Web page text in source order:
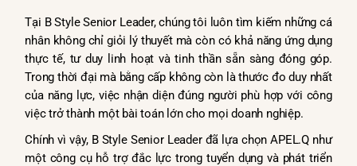
Tại B Style Senior Leader, chúng tôi luôn tìm kiếm những cá
nhân không chỉ giỏi lý thuyết mà còn có khả năng ứng dụng
thực tế, tư duy linh hoạt và tinh thần sẵn sàng đóng góp.
Trong thời đại mà bằng cấp không còn là thước đo duy nhất
của năng lực, việc nhận diện đúng người phù hợp với công
việc trở thành một bài toán lớn cho mọi doanh nghiệp.
Chính vì vậy, B Style Senior Leader đã lựa chọn APEL.Q như
một công cụ hỗ trợ đắc lực trong tuyển dụng và phát triển